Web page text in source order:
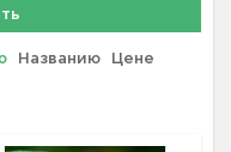
Названию
Цене